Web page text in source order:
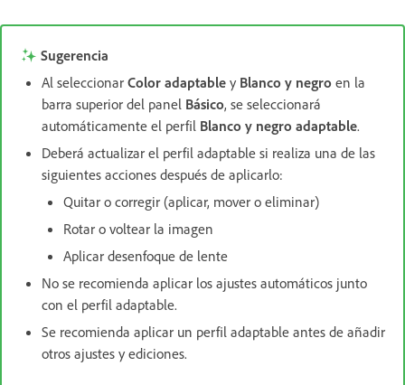
Sugerencia
Al seleccionar Color adaptable y Blanco y negro en la
barra superior del panel Básico, se seleccionará
automáticamente el perfil Blanco y negro adaptable.
Deberá actualizar el perfil adaptable si realiza una de las
siguientes acciones después de aplicarlo:
Quitar o corregir (aplicar, mover o eliminar)
Rotar o voltear la imagen
Aplicar desenfoque de lente
No se recomienda aplicar los ajustes automáticos junto
con el perfil adaptable.
Se recomienda aplicar un perfil adaptable antes de añadir
otros ajustes y ediciones.